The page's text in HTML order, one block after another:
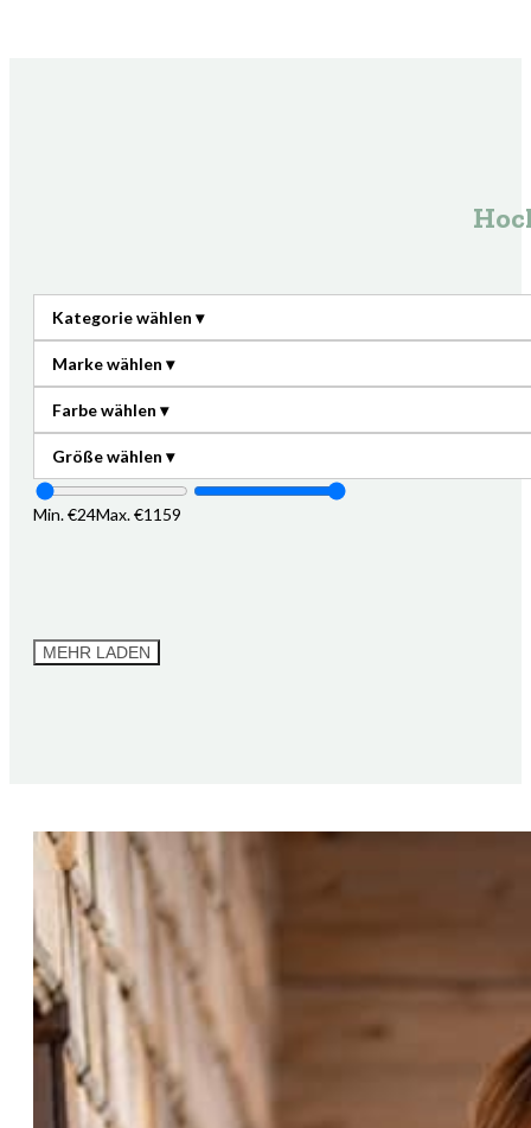
Min. €24Max. €1159
MEHR LADEN